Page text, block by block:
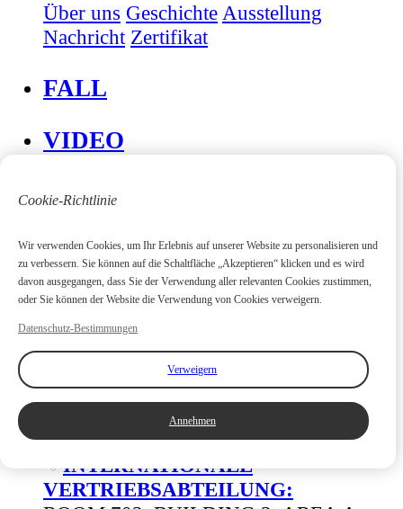
Über uns GeschichteAusstellung
Nachricht Zertifikat
FALL
VIDEO
PRODUKT
NACHVERKAUF
KONTAKT
FABRIK:
Nr. 20 JINCHENG ROAD, TIEHU
INDUSTRIEZONE, FUAN CITY,
FUJIANPROVINZ, CHINA
INTERNATIONALE
VERTRIEBSABTEILUNG:
Cookie-Richtlinie
Wir verwenden Cookies, um Ihr Erlebnis auf unserer Website zu personalisieren und
zu verbessern. Sie können auf die Schaltfläche „Akzeptieren“ klicken und es wird
davon ausgegangen, dass Sie der Verwendung aller relevanten Cookies zustimmen,
oder Sie können der Website die Verwendung von Cookies verweigern.
Datenschutz-Bestimmungen
Verweigern
Annehmen